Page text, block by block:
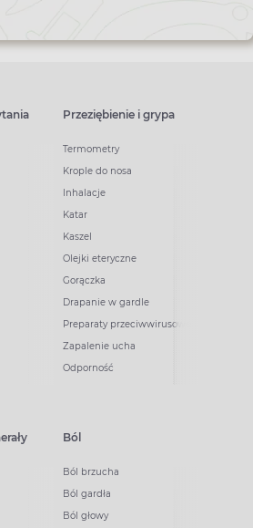
Przeziębienie i grypa
Termometry
Krople do nosa
Inhalacje
Katar
Kaszel
Olejki eteryczne
Gorączka
Drapanie w gardle
Preparaty przeciwwirusowe
Zapalenie ucha
Odporność
Ból
Ból brzucha
Ból gardła
Ból głowy